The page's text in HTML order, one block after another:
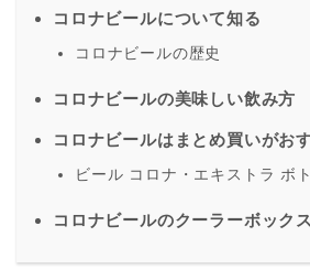
コロナビールについて知る
コロナビールの歴史
コロナビールの美味しい飲み方
コロナビールはまとめ買いがお
ビール コロナ・エキストラ ボ
コロナビールのクーラーボック